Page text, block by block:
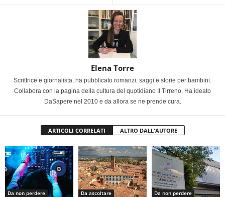
Elena Torre
Scrittrice e giornalista, ha pubblicato romanzi, saggi e storie per bambini.
Collabora con la pagina della cultura del quotidiano Il Tirreno. Ha ideato
DaSapere nel 2010 e da allora se ne prende cura.
ARTICOLI CORRELATI ALTRO DALL'AUTORE
Da non perdere Da ascoltare Da non perdere